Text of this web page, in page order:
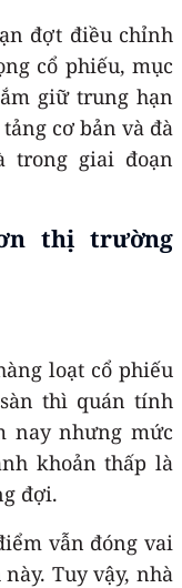
đợt điều chỉnh
cổ phiếu, mục
giữ trung hạn
cơ bản và đà
trong giai đoạn
thị trường
loạt cổ phiếu
thì quán tính
nay nhưng mức
khoản thấp là
đợi.
vẫn đóng vai
Tuy vậy, nhà